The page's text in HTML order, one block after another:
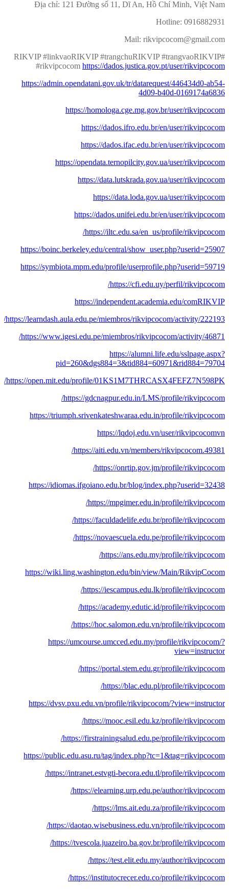
Địa chỉ: 121 Đường số 11, Dĩ An, Hồ Chí Minh, Việt Nam
Hotline: 0916882931
Mail: rikvipcocom@gmail.com
#RIKVIP #linkvaoRIKVIP #trangchuRIKVIP #trangvaoRIKVIP
#rikvipcocom https://dados.justica.gov.pt/user/rikvipcocom
https://admin.opendatani.gov.uk/tr/datarequest/446434d0-ab54-
4d09-b40d-0169174a6836
https://homologa.cge.mg.gov.br/user/rikvipcocom
https://dados.ifro.edu.br/en/user/rikvipcocom
https://dados.ifac.edu.br/en/user/rikvipcocom
https://opendata.ternopilcity.gov.ua/user/rikvipcocom
https://data.lutskrada.gov.ua/user/rikvipcocom
https://data.loda.gov.ua/user/rikvipcocom
https://dados.unifei.edu.br/en/user/rikvipcocom
https://iltc.edu.sa/en_us/profile/rikvipcocom/
https://boinc.berkeley.edu/central/show_user.php?userid=25907
https://symbiota.mpm.edu/profile/userprofile.php?userid=59719
https://cfi.edu.uy/perfil/rikvipcocom/
https://independent.academia.edu/comRIKVIP
https://learndash.aula.edu.pe/miembros/rikvipcocom/activity/222193/
https://www.igesi.edu.pe/miembros/rikvipcocom/activity/46871/
https://alumni.life.edu/sslpage.aspx?
pid=260&dgs884=3&tid884=60971&rid884=79704
https://open.mit.edu/profile/01KS1M7THRCASX4FEFZ7N598PK/
https://gdcnagpur.edu.in/LMS/profile/rikvipcocom/
https://triumph.srivenkateshwaraa.edu.in/profile/rikvipcocom
https://lqdoj.edu.vn/user/rikvipcocomvn
https://aiti.edu.vn/members/rikvipcocom.49381/
https://onrtip.gov.jm/profile/rikvipcocom/
https://idiomas.ifgoiano.edu.br/blog/index.php?userid=32438
https://mpgimer.edu.in/profile/rikvipcocom/
https://faculdadelife.edu.br/profile/rikvipcocom/
https://novaescuela.edu.pe/profile/rikvipcocom/
https://ans.edu.my/profile/rikvipcocom/
https://wiki.ling.washington.edu/bin/view/Main/RikvipCocom
https://iescampus.edu.lk/profile/rikvipcocom/
https://academy.edutic.id/profile/rikvipcocom/
https://hoc.salomon.edu.vn/profile/rikvipcocom/
https://umcourse.umcced.edu.my/profile/rikvipcocom/?
view=instructor
https://portal.stem.edu.gr/profile/rikvipcocom/
https://blac.edu.pl/profile/rikvipcocom/
https://dvsv.pxu.edu.vn/profile/rikvipcocom/?view=instructor
https://mooc.esil.edu.kz/profile/rikvipcocom/
https://firstrainingsalud.edu.pe/profile/rikvipcocom/
https://public.edu.asu.ru/tag/index.php?tc=1&tag=rikvipcocom
https://intranet.estvgti-becora.edu.tl/profile/rikvipcocom/
https://elearning.urp.edu.pe/author/rikvipcocom/
https://lms.ait.edu.za/profile/rikvipcocom/
https://daotao.wisebusiness.edu.vn/profile/rikvipcocom/
https://tvescola.juazeiro.ba.gov.br/profile/rikvipcocom/
https://test.elit.edu.my/author/rikvipcocom/
https://institutocrecer.edu.co/profile/rikvipcocom/